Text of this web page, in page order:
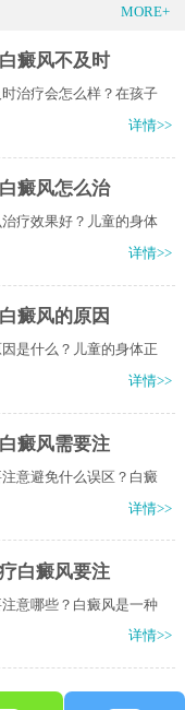
MORE+
癜风不及时
治疗会怎么样？在孩子
详情>>
癜风怎么治
疗效果好？儿童的身体
详情>>
癜风的原因
是什么？儿童的身体正
详情>>
癜风需要注
意避免什么误区？白癜
详情>>
白癜风要注
意哪些？白癜风是一种
详情>>